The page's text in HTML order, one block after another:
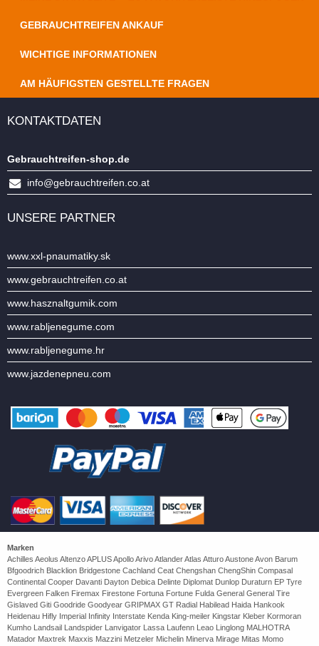
GEBRAUCHTREIFEN ANKAUF
WICHTIGE INFORMATIONEN
AM HÄUFIGSTEN GESTELLTE FRAGEN
KONTAKTDATEN
Gebrauchtreifen-shop.de
info@gebrauchtreifen.co.at
UNSERE PARTNER
www.xxl-pnaumatiky.sk
www.gebrauchtreifen.co.at
www.hasznaltgumik.com
www.rabljenegume.com
www.rabljenegume.hr
www.jazdenepneu.com
Marken
Achilles Aeolus Altenzo APLUS Apollo Arivo Atlander Atlas Atturo Austone Avon Barum
Bfgoodrich Blacklion Bridgestone Cachland Ceat Chengshan ChengShin Compasal
Continental Cooper Davanti Dayton Debica Delinte Diplomat Dunlop Duraturn EP Tyre
Evergreen Falken Firemax Firestone Fortuna Fortune Fulda General General Tire
Gislaved Giti Goodride Goodyear GRIPMAX GT Radial Habilead Haida Hankook
Heidenau Hifly Imperial Infinity Interstate Kenda King-meiler Kingstar Kleber Kormoran
Kumho Landsail Landspider Lanvigator Lassa Laufenn Leao Linglong MALHOTRA
Matador Maxtrek Maxxis Mazzini Metzeler Michelin Minerva Mirage Mitas Momo